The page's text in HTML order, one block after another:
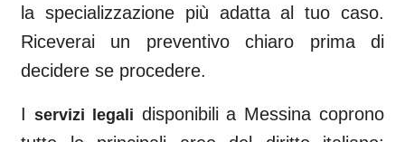
la specializzazione più adatta al tuo caso.
Riceverai un preventivo chiaro prima di
decidere se procedere.
I servizi legali disponibili a Messina coprono